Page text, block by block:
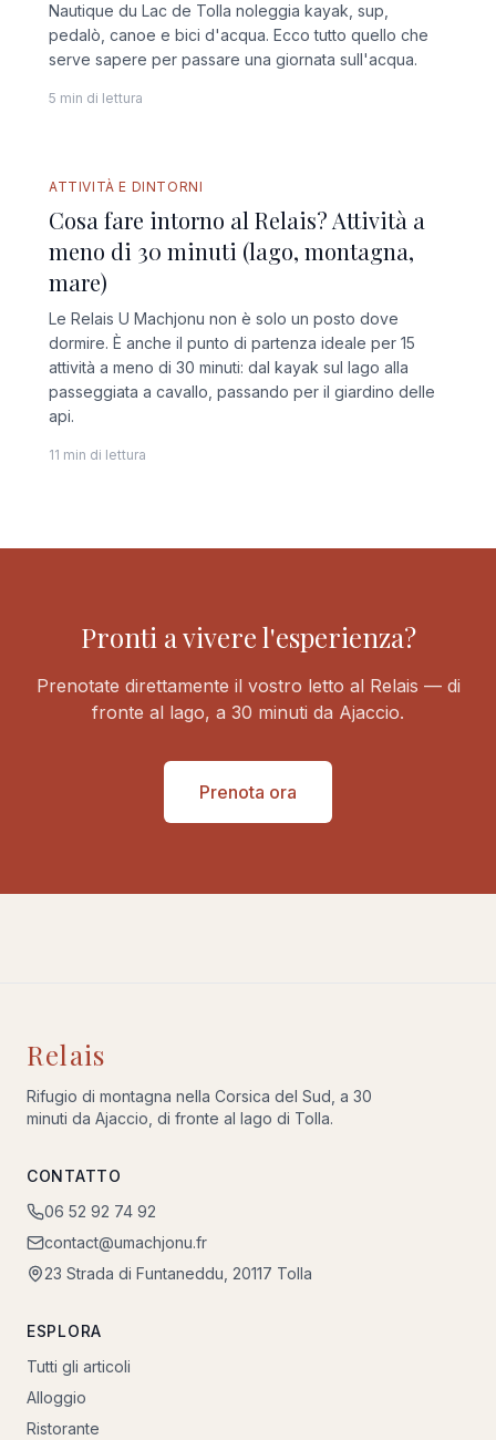
Nautique du Lac de Tolla noleggia kayak, sup,
pedalò, canoe e bici d'acqua. Ecco tutto quello che
serve sapere per passare una giornata sull'acqua.
5 min di lettura
GUIDA COMPLETA
ATTIVITÀ E DINTORNI
Cosa fare intorno al Relais? Attività a
meno di 30 minuti (lago, montagna,
mare)
Le Relais U Machjonu non è solo un posto dove
dormire. È anche il punto di partenza ideale per 15
attività a meno di 30 minuti: dal kayak sul lago alla
passeggiata a cavallo, passando per il giardino delle
api.
11 min di lettura
Pronti a vivere l'esperienza?
Prenotate direttamente il vostro letto al Relais — di
fronte al lago, a 30 minuti da Ajaccio.
Prenota ora
Relais
Rifugio di montagna nella Corsica del Sud, a 30
minuti da Ajaccio, di fronte al lago di Tolla.
CONTATTO
06 52 92 74 92
contact@umachjonu.fr
23 Strada di Funtaneddu, 20117 Tolla
ESPLORA
Tutti gli articoli
Alloggio
Ristorante